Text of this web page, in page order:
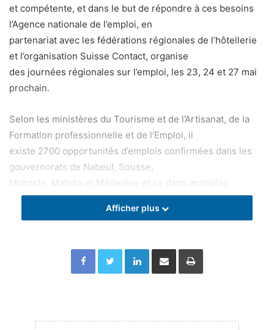
et compétente, et dans le but de répondre à ces besoins
l’Agence nationale de l’emploi, en
partenariat avec les fédérations régionales de l’hôtellerie
et l’organisation Suisse Contact, organise
des journées régionales sur l’emploi, les 23, 24 et 27 mai
prochain.
Selon les ministères du Tourisme et de l’Artisanat, de la
Formation professionnelle et de l’Emploi, il
existe 2700 opportunités d’emplois confirmées dans les
gouvernorats de Nabeul, Sousse,
Monastir, Mahdia et Médenine et ce dans multiples
domaines tels que l’accueil, les fonctions
administratives, la cuisine, l’horticulture, les pâtisseries, la
Le programme de ces journées sera organisé autour de
du tourisme à Hammamet, à
Afficher plus
FacebookTwitterLinkedinPartager par email Imprimer